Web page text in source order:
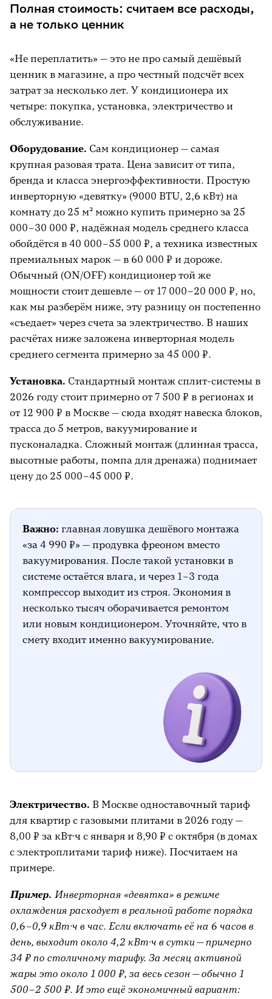
Полная стоимость: считаем все расходы,
а не только ценник
«Не переплатить» — это не про самый дешёвый
ценник в магазине, а про честный подсчёт всех
затрат за несколько лет. У кондиционера их
четыре: покупка, установка, электричество и
обслуживание.
Оборудование. Сам кондиционер — самая
крупная разовая трата. Цена зависит от типа,
бренда и класса энергоэффективности. Простую
инверторную «девятку» (9000 BTU, 2,6 кВт) на
комнату до 25 м² можно купить примерно за 25
000–30 000 ₽, надёжная модель среднего класса
обойдётся в 40 000–55 000 ₽, а техника известных
премиальных марок — в 60 000 ₽ и дороже.
Обычный (ON/OFF) кондиционер той же
мощности стоит дешевле — от 17 000–20 000 ₽, но,
как мы разберём ниже, эту разницу он постепенно
«съедает» через счета за электричество. В наших
расчётах ниже заложена инверторная модель
среднего сегмента примерно за 45 000 ₽.
Установка. Стандартный монтаж сплит-системы в
2026 году стоит примерно от 7 500 ₽ в регионах и
от 12 900 ₽ в Москве — сюда входят навеска блоков,
трасса до 5 метров, вакуумирование и
пусконаладка. Сложный монтаж (длинная трасса,
высотные работы, помпа для дренажа) поднимает
цену до 25 000–45 000 ₽.
Важно: главная ловушка дешёвого монтажа
«за 4 990 ₽» — продувка фреоном вместо
вакуумирования. После такой установки в
системе остаётся влага, и через 1–3 года
компрессор выходит из строя. Экономия в
несколько тысяч оборачивается ремонтом
или новым кондиционером. Уточняйте, что в
смету входит именно вакуумирование.
Электричество. В Москве одноставочный тариф
для квартир с газовыми плитами в 2026 году —
8,00 ₽ за кВт·ч с января и 8,90 ₽ с октября (в домах
с электроплитами тариф ниже). Посчитаем на
примере.
Пример. Инверторная «девятка» в режиме
охлаждения расходует в реальной работе порядка
0,6–0,9 кВт·ч в час. Если включать её на 6 часов в
день, выходит около 4,2 кВт·ч в сутки — примерно
34 ₽ по столичному тарифу. За месяц активной
жары это около 1 000 ₽, за весь сезон — обычно 1
500–2 500 ₽. И это ещё экономичный вариант: